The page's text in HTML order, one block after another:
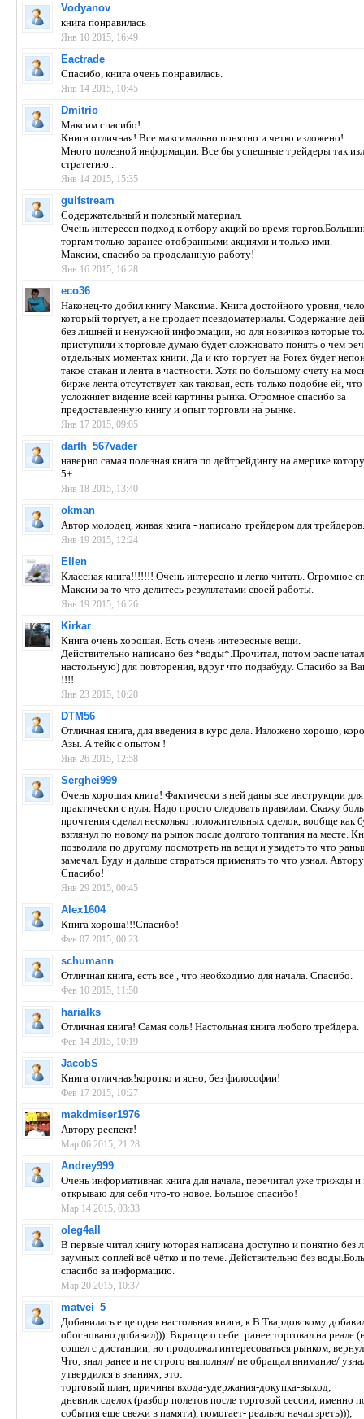
Vodyanov
книга понравилась
Янв 10 2015, 16:49
Eactrade
Спасибо, книга очень понравилась.
Янв 14 2015, 10:45
Dmitrio
Максим спасибо!
Книга отличная! Все максимально понятно и четко изложено!
Много полезной информации. Все бы успешные трейдеры так
стратегию...
Янв 14 2015, 15:35
gulfstream
Содержательный и полезный материал.
Очень интересен подход к отбору акций во время
торгам только заранее отобранными акциями и только ими.
Максим, спасибо за проделанную работу!
Янв 16 2015, 16:28
eco36
Наконец-то добил книгу Максима. Книга достойного уровня,
который торгует, а не продает псевдоматериалы. Содержание
без лишней и ненужной информации, но для новичков которые
приступили к торговле думаю будет сложновато понять о чем
отдельных моментах книги. Да и кто торгует на Forex будет
такое стакан и лента в частности. Хотя по большому счету на
бирже лента отсутствует как таковая, есть только подобие ей, что
усложняет видение всей картины рынка. Огромное спасибо за
предоставленную книгу и опыт торговли на рынке.
Янв 17 2015, 09:05
darth_567vader
наверно самая полезная книга по дейтрейдингу на америке
5+
Янв 18 2015, 13:40
okman
Автор молодец, живая книга - написано трейдером для трейдеров.
Янв 19 2015, 12:24
Ellen
Классная книга!!!!!!! Очень интересно и легко читать. Огромное
Максим за то что делитесь результатами своей работы.
Янв 19 2015, 16:26
Kirkar
Книга очень хорошая. Есть очень интересные вещи.
Действительно написано без *воды*.Прочитал, потом
настольную) для повторения, вдруг что подзабуду. Спасибо за
!!!!
Янв 23 2015, 10:20
DTM56
Отличная книга, для введения в курс дела. Изложено хорошо,
Азы. А тейк с опытом !
Янв 26 2015, 12:58
Serghei999
Очень хорошая книга! Фактически в ней даны все инструкции
практически с нуля. Надо просто следовать правилам. Скажу
прочтения сделал несколько положительных сделок, вообще как
взглянул по новому на рынок после долгого топтания на месте.
позволила по другому посмотреть на вещи и увидеть то что
замечал. Буду и дальше стараться применять то что узнал.
Спасибо!
Янв 29 2015, 00:45
Alex1604
Книга хороша!!!Спасибо!
Фев 07 2015, 00:23
schumann
Отличная книга, есть все , что необходимо для начала. Спасибо.
Фев 10 2015, 11:50
harialks
Отличная книга! Самая соль! Настольная книга любого трейдера.
Фев 14 2015, 10:19
JacobS
Книга отличная!коротко и ясно, без философии!
Фев 17 2015, 10:27
makdmiser1976
Автору респект!
Мар 06 2015, 21:28
Andrey999
Очень информативная книга для начала, перечитал уже трижды
открываю для себя что-то новое. Большое спасибо!
Мар 14 2015, 03:33
oleg4all
В первые читал книгу которая написана доступно и понятно без
заумных соплей всё чётко и по теме. Действительно без
спасибо за информацию.
Мар 20 2015, 10:37
matvei_5
Добавилась еще одна настольная книга, к В.Твардовскому
обосновано добавил))). Вкратце о себе: ранее торговал на реале
сошел с дистанции, но продолжал интересоваться рынком,
Что, знал ранее и не строго выполнял/ не обращал внимание/
утвердился в знаниях, это:
торговый план, причины входа-удержания-докупка-выход;
дневник сделок (разбор полетов после торговой сессии, именно
события еще свежи в памяти), помогает- реально начал зреть)));